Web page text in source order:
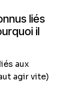
liés
il
aux
agir vite)